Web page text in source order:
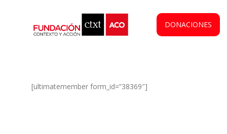
DONACIONES
[ultimatemember form_id=”38369″]